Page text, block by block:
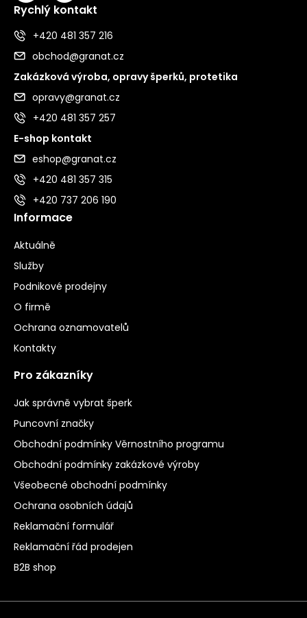
Rychlý kontakt
+420 481 357 216
obchod@granat.cz
Zakázková výroba, opravy šperků, protetika
opravy@granat.cz
+420 481 357 257
E-shop kontakt
eshop@granat.cz
+420 481 357 315
+420 737 206 190
Informace
Aktuálně
Služby
Podnikové prodejny
O firmě
Ochrana oznamovatelů
Kontakty
Pro zákazníky
Jak správně vybrat šperk
Puncovní značky
Obchodní podmínky Věrnostního programu
Obchodní podmínky zakázkové výroby
Všeobecné obchodní podmínky
Ochrana osobních údajů
Reklamační formulář
Reklamační řád prodejen
B2B shop